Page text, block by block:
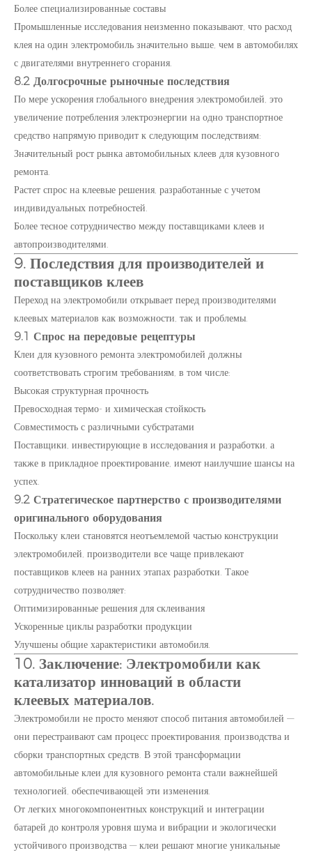
Более специализированные составы
Промышленные исследования неизменно показывают, что расход
клея на один электромобиль значительно выше, чем в автомобилях
с двигателями внутреннего сгорания.
8.2 Долгосрочные рыночные последствия
По мере ускорения глобального внедрения электромобилей, это
увеличение потребления электроэнергии на одно транспортное
средство напрямую приводит к следующим последствиям:
Значительный рост рынка автомобильных клеев для кузовного
ремонта.
Растет спрос на клеевые решения, разработанные с учетом
индивидуальных потребностей.
Более тесное сотрудничество между поставщиками клеев и
автопроизводителями.
9. Последствия для производителей и
поставщиков клеев
Переход на электромобили открывает перед производителями
клеевых материалов как возможности, так и проблемы.
9.1 Спрос на передовые рецептуры
Клеи для кузовного ремонта электромобилей должны
соответствовать строгим требованиям, в том числе:
Высокая структурная прочность
Превосходная термо- и химическая стойкость
Совместимость с различными субстратами
Поставщики, инвестирующие в исследования и разработки, а
также в прикладное проектирование, имеют наилучшие шансы на
успех.
9.2 Стратегическое партнерство с производителями
оригинального оборудования
Поскольку клеи становятся неотъемлемой частью конструкции
электромобилей, производители все чаще привлекают
поставщиков клеев на ранних этапах разработки. Такое
сотрудничество позволяет:
Оптимизированные решения для склеивания
Ускоренные циклы разработки продукции
Улучшены общие характеристики автомобиля.
10. Заключение: Электромобили как
катализатор инноваций в области
клеевых материалов.
Электромобили не просто меняют способ питания автомобилей —
они перестраивают сам процесс проектирования, производства и
сборки транспортных средств. В этой трансформации
автомобильные клеи для кузовного ремонта стали важнейшей
технологией, обеспечивающей эти изменения.
От легких многокомпонентных конструкций и интеграции
батарей до контроля уровня шума и вибрации и экологически
устойчивого производства — клеи решают многие уникальные